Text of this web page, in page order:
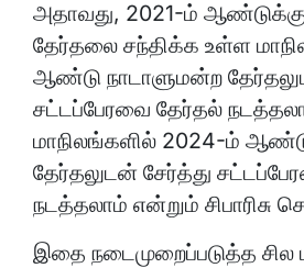
அதாவது, 2021-ம்
தேர்தலை சந்திக்க உள்ள
ஆண்டு நாடாளுமன்ற
சட்டப்பேரவை தேர்தல்
மாநிலங்களில் 2024-ம்
தேர்தலுடன் சேர்த்து
நடத்தலாம் என்றும் சிபாரிசு
இதை நடைமுறைப்படுத்த சில